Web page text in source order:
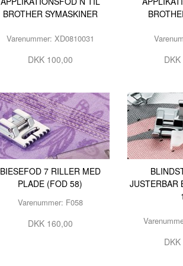
BROTHER SYMASKINER
Varenummer: XD0810031
DKK 100,00
BIESEFOD 7 RILLER MED
PLADE (FOD 58)
Varenummer: F058
DKK 160,00
JUSTERBAR